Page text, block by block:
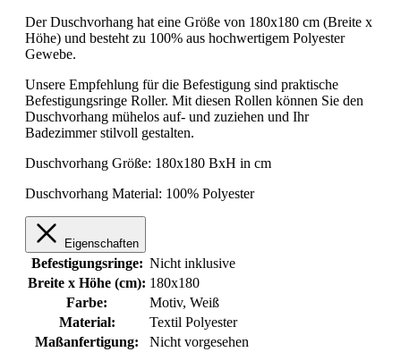
Der Duschvorhang hat eine Größe von 180x180 cm (Breite x
Höhe) und besteht zu 100% aus hochwertigem Polyester
Gewebe.
Unsere Empfehlung für die Befestigung sind praktische
Befestigungsringe Roller. Mit diesen Rollen können Sie den
Duschvorhang mühelos auf- und zuziehen und Ihr
Badezimmer stilvoll gestalten.
Duschvorhang Größe: 180x180 BxH in cm
Duschvorhang Material: 100% Polyester
Eigenschaften
Befestigungsringe: Nicht inklusive
Breite x Höhe (cm): 180x180
Farbe:
Motiv, Weiß
Material:
Textil Polyester
Maßanfertigung:
Nicht vorgesehen